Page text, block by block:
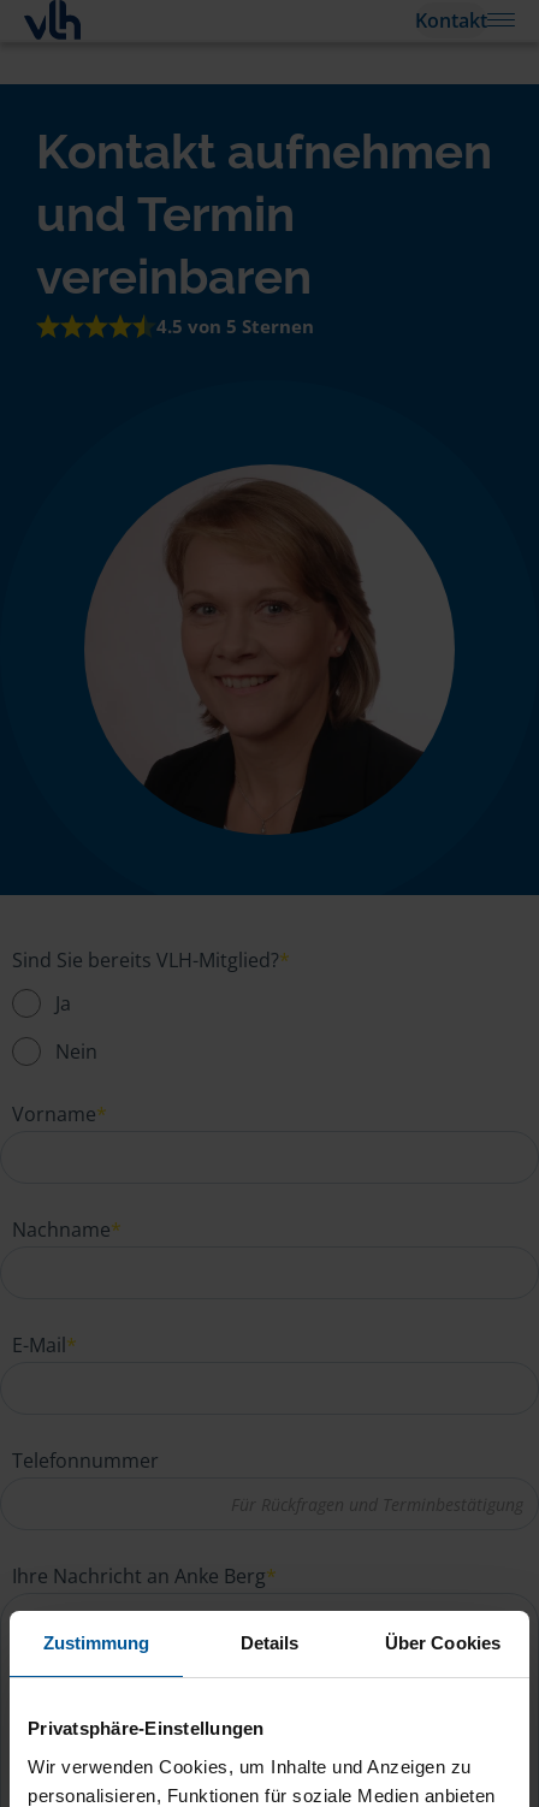
Zustimmung Details Über Cookies
Privatsphäre-Einstellungen
Wir verwenden Cookies, um Inhalte und Anzeigen zu
personalisieren, Funktionen für soziale Medien anbieten
Kontakt
Kontakt aufnehmen
und Termin
vereinbaren
4.5 von 5 Sternen
Sind Sie bereits VLH-Mitglied?*
Ja
Nein
Vorname*
Nachname*
E-Mail*
Telefonnummer
Ihre Nachricht an Anke Berg*